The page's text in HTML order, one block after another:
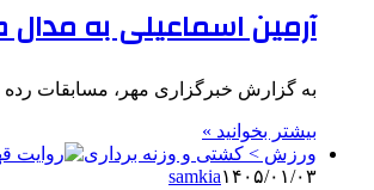
آرمین اسماعیلی به
به گزارش خبرگزاری مهر، مسابقات رده بندی و فینال ۷ وزن کشتی فرنگی نوجوانان
بیشتر بخوانید »
ورزش > کشتی و وزنه برداری
samkia۱۴۰۵/۰۱/۰۳